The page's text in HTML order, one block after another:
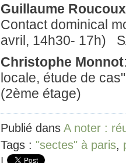
Guillaume Roucoux
Contact dominical
avril, 14h30- 17h)
Christophe Monnot
locale, étude de
(2ème étage)
Publié dans A noter :
Tags : "sectes" à paris,